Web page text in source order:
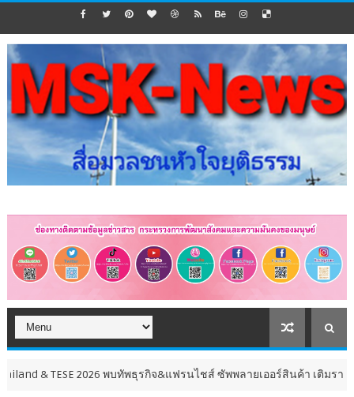
2026 พบทัพธุรกิจ&แฟรนไชส์ ซัพพลายเออร์สินค้า เติมรายได้ช่วยเศรษ